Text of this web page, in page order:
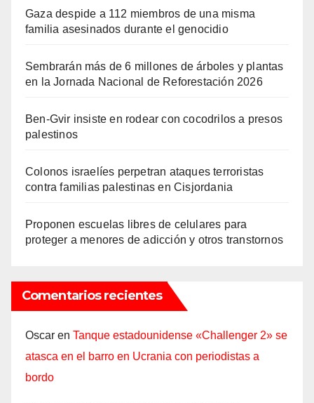
Gaza despide a 112 miembros de una misma
familia asesinados durante el genocidio
Sembrarán más de 6 millones de árboles y plantas
en la Jornada Nacional de Reforestación 2026
Ben-Gvir insiste en rodear con cocodrilos a presos
palestinos
Colonos israelíes perpetran ataques terroristas
contra familias palestinas en Cisjordania
Proponen escuelas libres de celulares para
proteger a menores de adicción y otros transtornos
Comentarios recientes
Oscar en Tanque estadounidense «Challenger 2» se
atasca en el barro en Ucrania con periodistas a
bordo